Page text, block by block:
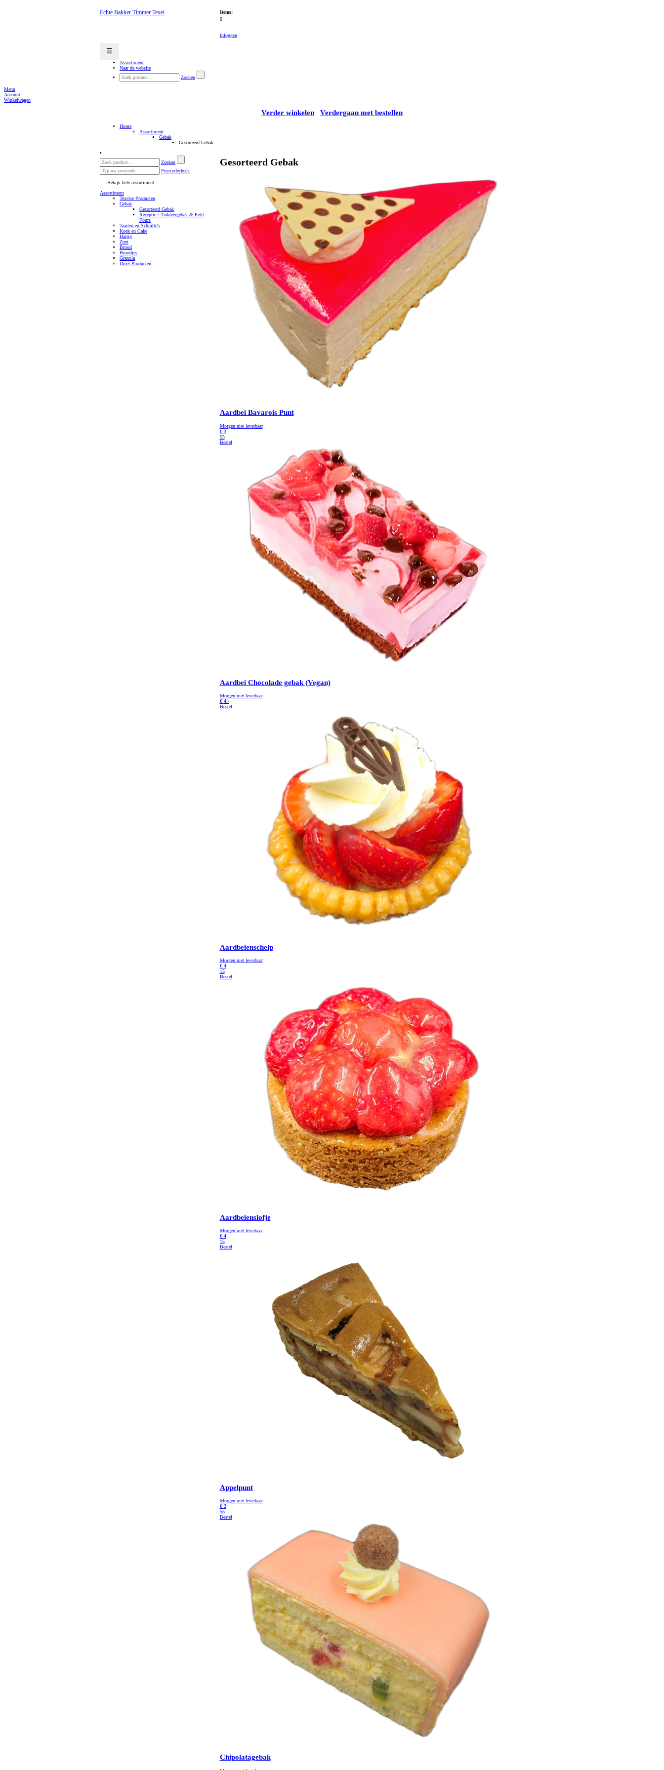
Echte Bakker Timmer Texel
Items:
0
Inloggen
☰
Assortiment
Naar de website
Zoeken
Menu
Account
Winkelwagen
Verder winkelen Verdergaan met bestellen
Home
Assortiment
Gebak
Gesorteerd Gebak
Zoeken
Postcodecheck
Bekijk hele assortiment
Assortiment
Texelse Producten
Gebak
Gesorteerd Gebak
Receptie / Trakteergebak & Petit
Fours
Taarten en Schnitte's
Koek en Cake
Hartig
Zoet
Brood
Broodjes
Granola
Dieet Producten
Gesorteerd Gebak
Aardbei Bavarois Punt
Morgen niet leverbaar
€ 3
55
Bestel
Aardbei Chocolade gebak (Vegan)
Morgen niet leverbaar
€ 4.-
Bestel
Aardbeienschelp
Morgen niet leverbaar
€ 4
15
Bestel
Aardbeienslofje
Morgen niet leverbaar
€ 4
15
Bestel
Appelpunt
Morgen niet leverbaar
€ 3
55
Bestel
Chipolatagebak